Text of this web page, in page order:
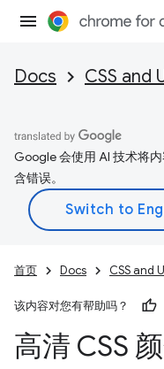
Docs CSS and
Google 会使用 AI 技术将
含错误。
首页 Docs CSS and
该内容对您有帮助吗？
高清 CSS